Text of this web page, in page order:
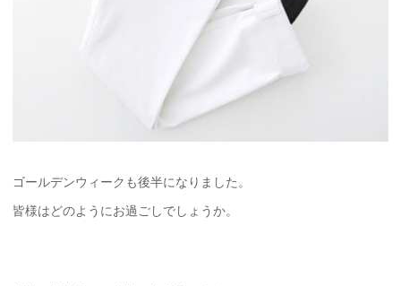
ゴールデンウィークも後半になりました。
皆様はどのようにお過ごしでしょうか。